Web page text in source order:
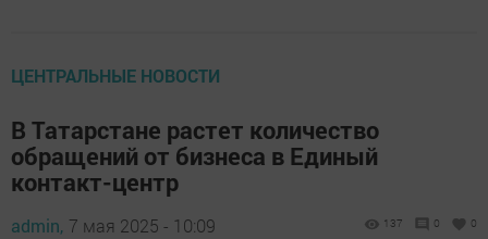
ЦЕНТРАЛЬНЫЕ НОВОСТИ
В Татарстане растет количество
обращений от бизнеса в Единый
контакт-центр
admin, 7 мая 2025 - 10:09 137 0 0